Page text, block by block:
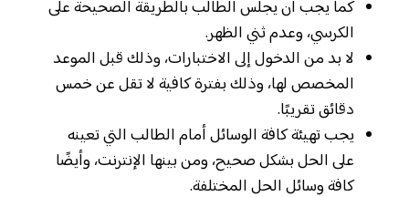
كما يجب أن يجلس الطالب بالطريقة الصحيحة على
الكرسي، وعدم ثني الظهر.
لا بد من الدخول إلى الاختبارات، وذلك قبل الموعد
المخصص لها، وذلك بفترة كافية لا تقل عن خمس
دقائق تقريبًا.
يجب تهيئة كافة الوسائل أمام الطالب التي تعينه
على الحل بشكل صحيح، ومن بينها الإنترنت، وأيضًا
كافة وسائل الحل المختلفة.